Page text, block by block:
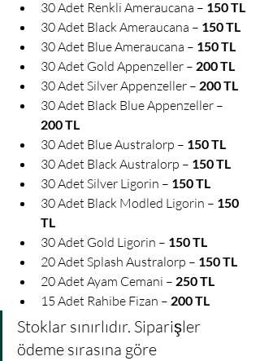
30 Adet Renkli Ameraucana – 150 TL
30 Adet Black Ameraucana – 150 TL
30 Adet Blue Ameraucana – 150 TL
30 Adet Gold Appenzeller – 200 TL
30 Adet Silver Appenzeller – 200 TL
30 Adet Black Blue Appenzeller –
200 TL
30 Adet Blue Australorp – 150 TL
30 Adet Black Australorp – 150 TL
30 Adet Silver Ligorin – 150 TL
30 Adet Black Modled Ligorin – 150
TL
30 Adet Gold Ligorin – 150 TL
20 Adet Splash Australorp – 150 TL
20 Adet Ayam Cemani – 250 TL
15 Adet Rahibe Fizan – 200 TL
Stoklar sınırlıdır. Siparişler
ödeme sırasına göre